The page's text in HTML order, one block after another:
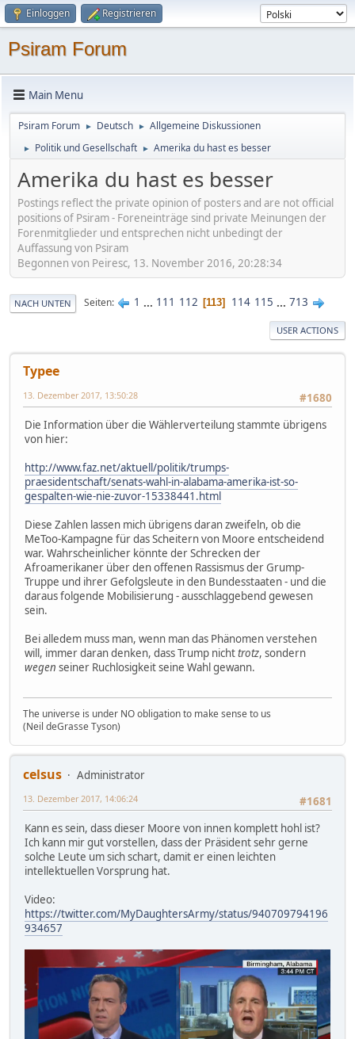
Einloggen Registrieren
Psiram Forum
Main Menu
Psiram Forum ► Deutsch ► Allgemeine Diskussionen
► Politik und Gesellschaft ► Amerika du hast es besser
Amerika du hast es besser
Postings reflect the private opinion of posters and are not official
positions of Psiram - Foreneinträge sind private Meinungen der
Forenmitglieder und entsprechen nicht unbedingt der
Auffassung von Psiram
Begonnen von Peiresc, 13. November 2016, 20:28:34
NACH UNTEN Seiten 1 ... 111 112 113 114 115 ... 713
USER ACTIONS
Typee
#1680
13. Dezember 2017, 13:50:28
Die Information über die Wählerverteilung stammte übrigens
von hier:
http://www.faz.net/aktuell/politik/trumps-
praesidentschaft/senats-wahl-in-alabama-amerika-ist-so-
gespalten-wie-nie-zuvor-15338441.html
Diese Zahlen lassen mich übrigens daran zweifeln, ob die
MeToo-Kampagne für das Scheitern von Moore entscheidend
war. Wahrscheinlicher könnte der Schrecken der
Afroamerikaner über den offenen Rassismus der Grump-
Truppe und ihrer Gefolgsleute in den Bundesstaaten - und die
daraus folgende Mobilisierung - ausschlaggebend gewesen
sein.
Bei alledem muss man, wenn man das Phänomen verstehen
will, immer daran denken, dass Trump nichttrotz, sondern
wegen seiner Ruchlosigkeit seine Wahl gewann.
The universe is under NO obligation to make sense to us
(Neil deGrasse Tyson)
celsus
Administrator
#1681
13. Dezember 2017, 14:06:24
Kann es sein, dass dieser Moore von innen komplett hohl ist?
Ich kann mir gut vorstellen, dass der Präsident sehr gerne
solche Leute um sich schart, damit er einen leichten
intellektuellen Vorsprung hat.
Video:
https://twitter.com/MyDaughtersArmy/status/940709794196
934657